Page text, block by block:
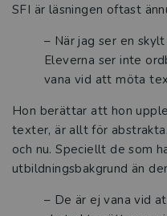
SFI är läsningen oftast
– När jag ser en
Eleverna ser inte
vana vid att möta
Hon berättar att hon
texter, är allt för
och nu. Speciellt de som
utbildningsbakgrund än
– De är ej vana vid